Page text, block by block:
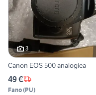
3
Canon EOS 500 analogica
49 €
Fano(PU)